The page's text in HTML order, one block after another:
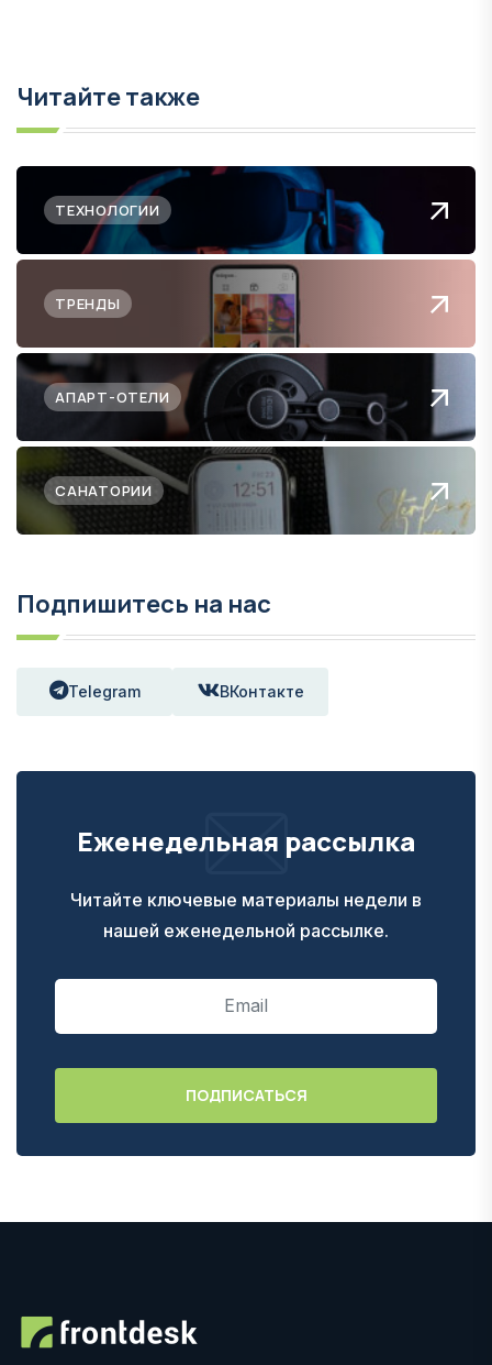
Читайте также
ТЕХНОЛОГИИ
ТРЕНДЫ
АПАРТ-ОТЕЛИ
САНАТОРИИ
Подпишитесь на нас
Telegram ВКонтакте
Еженедельная рассылка
Читайте ключевые материалы недели в
нашей еженедельной рассылке.